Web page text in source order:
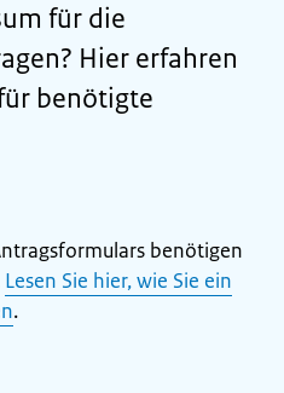
für die
Hier erfahren
benötigte
benötigen
Lesen Sie hier, wie Sie ein
.